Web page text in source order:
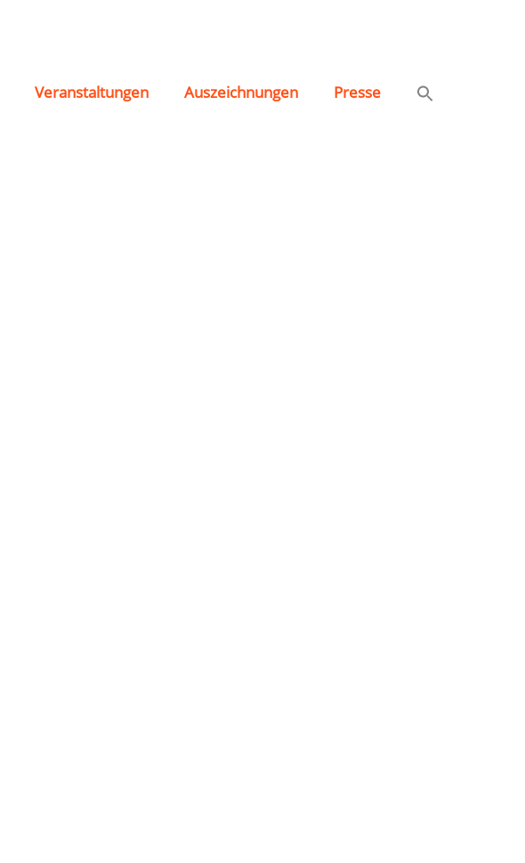
Veranstaltungen Auszeichnungen Presse